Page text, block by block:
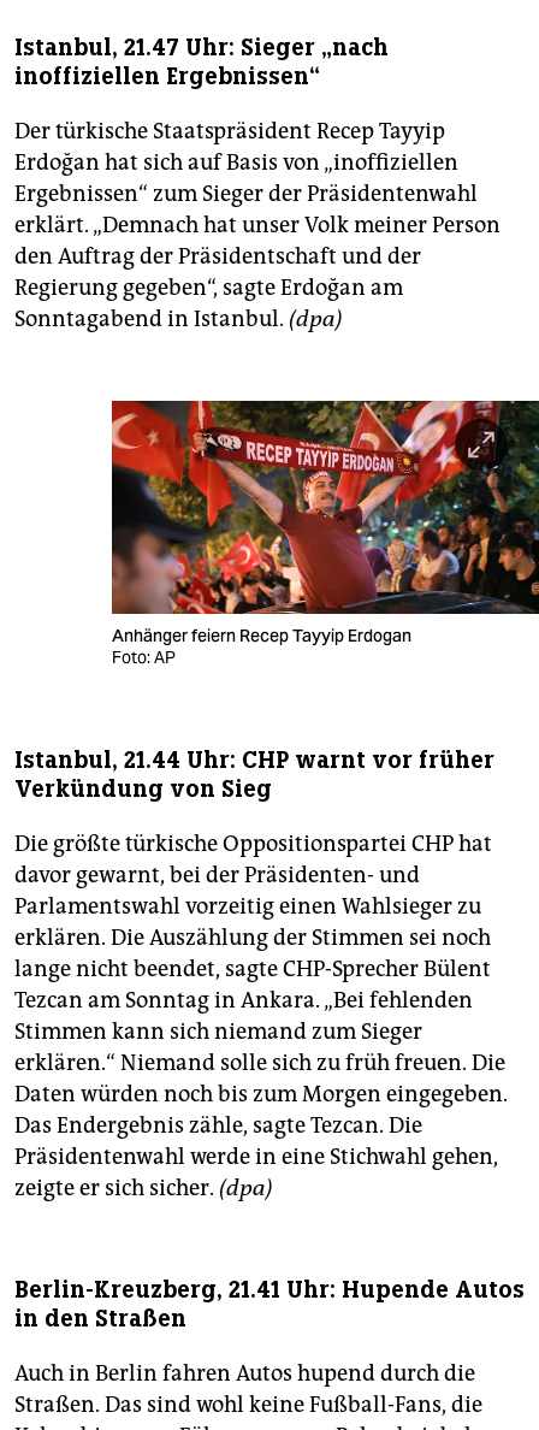
Istanbul, 21.47 Uhr: Sieger „nach
inoffiziellen Ergebnissen“
Der türkische Staatspräsident Recep Tayyip
Erdoğan hat sich auf Basis von „inoffiziellen
Ergebnissen“ zum Sieger der Präsidentenwahl
erklärt. „Demnach hat unser Volk meiner Person
den Auftrag der Präsidentschaft und der
Regierung gegeben“, sagte Erdoğan am
Sonntagabend in Istanbul. (dpa)
Anhänger feiern Recep Tayyip Erdogan
Foto: AP
Istanbul, 21.44 Uhr: CHP warnt vor früher
Verkündung von Sieg
Die größte türkische Oppositionspartei CHP hat
davor gewarnt, bei der Präsidenten- und
Parlamentswahl vorzeitig einen Wahlsieger zu
erklären. Die Auszählung der Stimmen sei noch
lange nicht beendet, sagte CHP-Sprecher Bülent
Tezcan am Sonntag in Ankara. „Bei fehlenden
Stimmen kann sich niemand zum Sieger
erklären.“ Niemand solle sich zu früh freuen. Die
Daten würden noch bis zum Morgen eingegeben.
Das Endergebnis zähle, sagte Tezcan. Die
Präsidentenwahl werde in eine Stichwahl gehen,
zeigte er sich sicher. (dpa)
Berlin-Kreuzberg, 21.41 Uhr: Hupende Autos
in den Straßen
Auch in Berlin fahren Autos hupend durch die
Straßen. Das sind wohl keine Fußball-Fans, die